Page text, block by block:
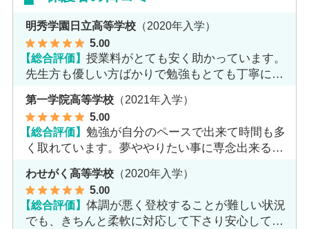
明秀学園日立高等学校 （2020年入学）
5.00
【総合評価】授業料がとても安く助かっています。
先生方も優しい方ばかりで勉強もとても丁寧に教
第一学院高等学校 （2021年入学）
5.00
【総合評価】勉強が自分のペースで出来て時間も多
く取れています。夢ややりたい事に専念出来る点
わせがく高等学校 （2020年入学）
5.00
【総合評価】体調が悪く登校することが難しい状況
でも、きちんと柔軟に対応して下さり安心して進